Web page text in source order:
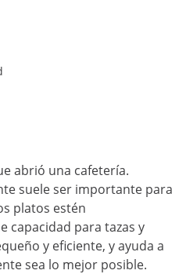
abrió una cafetería.
suele ser importante para
platos estén
capacidad para tazas y
y eficiente, y ayuda a
sea lo mejor posible.